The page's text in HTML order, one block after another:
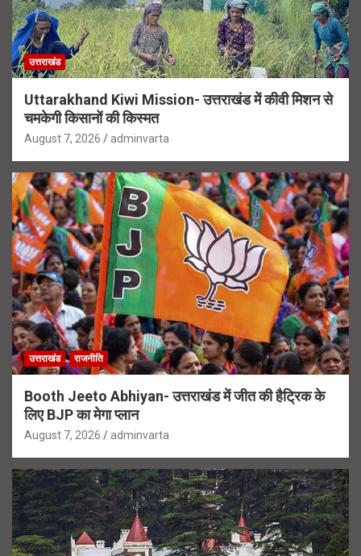
उत्तराखंड
Uttarakhand Kiwi Mission- उत्तराखंड में कीवी मिशन से
चमकेगी किसानों की किस्मत
August 7, 2026 adminvarta
उत्तराखंड राजनीति
Booth Jeeto Abhiyan- उत्तराखंड में जीत की हैट्रिक के
लिए BJP का मेगा प्लान
August 7, 2026 adminvarta